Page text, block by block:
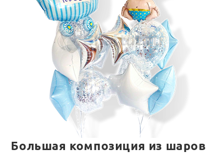
Большая композиция из шаров